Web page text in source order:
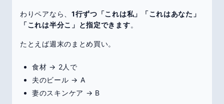
わりペアなら、 1行ずつ「これは私」「これはあなた」
「これは半分こ」と指定できます。
たとえば週末のまとめ買い。
食材 → 2人で
夫のビール → A
妻のスキンケア → B